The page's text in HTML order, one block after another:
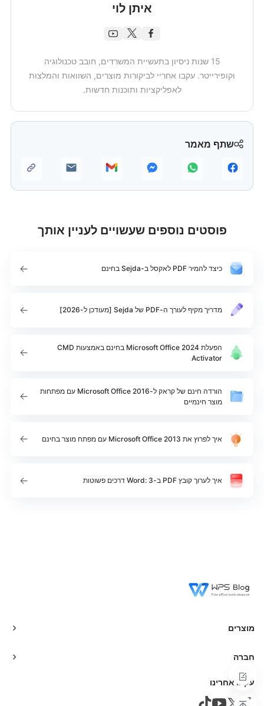
שתף מאמר
איתן לוי
15 שנות ניסיון בתעשיית המשרדים, חובב טכנולוגיה
וקופירייטר. עקבו אחריי לביקורות מוצרים, השוואות והמלצות
לאפליקציות ותוכנות חדשות.
פוסטים נוספים שעשויים לעניין אותך
כיצד להמיר PDF לאקסל ב-Sejda בחינם
מדריך מקיף לעורך ה-PDF של Sejda [מעודכן ל-2026]
הפעלת Microsoft Office 2024 בחינם באמצעות CMD
Activator
הורדה חינם של קראק ל-Microsoft Office 2016 עם מפתחות
מוצר חינמיים
איך לפרוץ את Microsoft Office 2013 עם מפתח מוצר בחינם
איך לערוך קובץ PDF ב-Word: 3 דרכים פשוטות
מוצרים
חברה
עקבו אחרינו